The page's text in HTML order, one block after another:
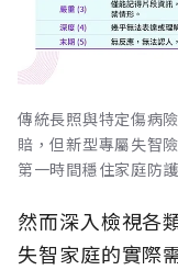
傳統長照與特定傷病
賠，但新型專屬失智
第一時間穩住家庭防
然而深入檢視各
失智家庭的實際